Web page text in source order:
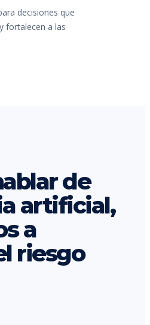
decisiones que
fortalecen a las
de
artificial,
a
riesgo